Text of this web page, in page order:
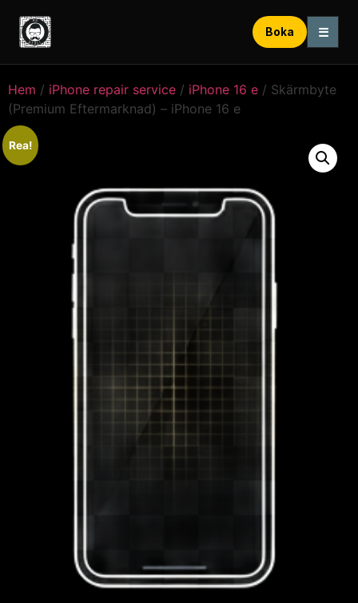
Boka ☰
Hem / iPhone repair service / iPhone 16 e / Skärmbyte
(Premium Eftermarknad) – iPhone 16 e
Rea!